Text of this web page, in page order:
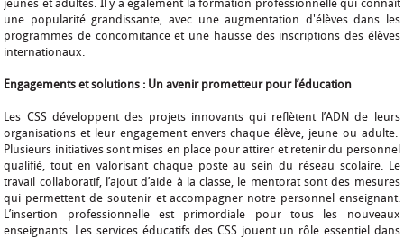
jeunes et adultes. Il y a également la formation professionnelle qui connaît
une popularité grandissante, avec une augmentation d'élèves dans les
programmes de concomitance et une hausse des inscriptions des élèves
internationaux.
Engagements et solutions : Un avenir prometteur pour l’éducation
Les CSS développent des projets innovants qui reflètent l’ADN de leurs
organisations et leur engagement envers chaque élève, jeune ou adulte.
Plusieurs initiatives sont mises en place pour attirer et retenir du personnel
qualifié, tout en valorisant chaque poste au sein du réseau scolaire. Le
travail collaboratif, l’ajout d’aide à la classe, le mentorat sont des mesures
qui permettent de soutenir et accompagner notre personnel enseignant.
L’insertion professionnelle est primordiale pour tous les nouveaux
enseignants. Les services éducatifs des CSS jouent un rôle essentiel dans